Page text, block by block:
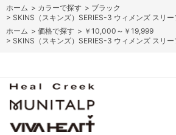
ホーム > カラーで探す > ブラック
> SKINS（スキンズ）SERIES-3 ウィメンズ スリ
ホーム > 価格で探す > ￥10,000～￥19,999
> SKINS（スキンズ）SERIES-3 ウィメンズ スリ